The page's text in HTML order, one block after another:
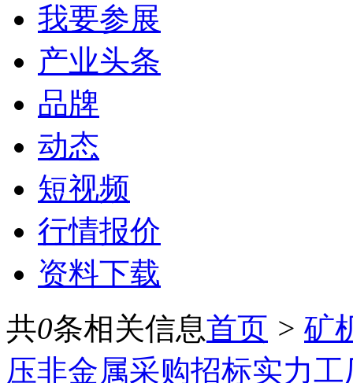
我要参展
产业头条
品牌
动态
短视频
行情报价
资料下载
共0条相关信息首页 > 矿
压非金属采购招标实力工